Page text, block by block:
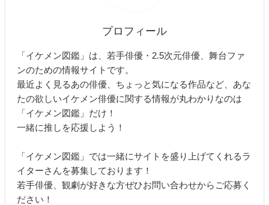
プロフィール
「イケメン図鑑」は、若手俳優・2.5次元俳優、舞台ファ
ンのための情報サイトです。
最近よく見るあの俳優、ちょっと気になる作品など、あな
たの欲しいイケメン俳優に関する情報が丸わかりなのは
「イケメン図鑑」だけ！
一緒に推しを応援しよう！
「イケメン図鑑」では一緒にサイトを盛り上げてくれるラ
イターさんを募集しております！
若手俳優、観劇が好きな方ぜひお問い合わせからご応募く
ださい！